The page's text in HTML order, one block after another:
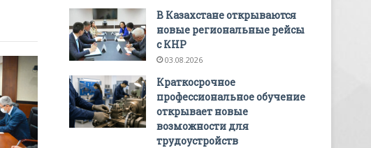
В Казахстане открываются
новые региональные рейсы
с КНР
03.08.2026
Краткосрочное
профессиональное обучение
открывает новые
возможности для
трудоустройств